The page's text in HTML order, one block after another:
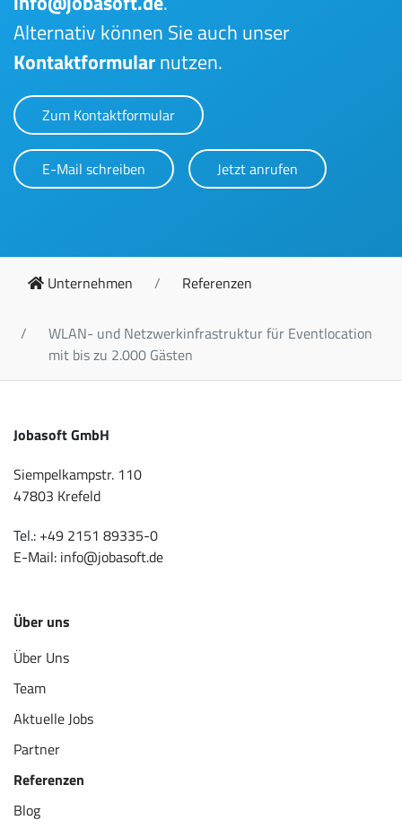
Alternativ können Sie auch unser
Kontaktformularnutzen.
Zum Kontaktformular
E-Mail schreiben Jetzt anrufen
Unternehmen Referenzen
WLAN- und Netzwerkinfrastruktur für Eventlocation
mit bis zu 2.000 Gästen
Jobasoft GmbH
Siempelkampstr. 110
47803 Krefeld
Tel.: +49 2151 89335-0
E-Mail: info@jobasoft.de
Über uns
Über Uns
Team
Aktuelle Jobs
Partner
Referenzen
Blog